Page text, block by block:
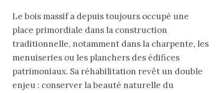
Le bois massif a depuis toujours occupé une
place primordiale dans la construction
traditionnelle, notamment dans la charpente, les
menuiseries ou les planchers des édifices
patrimoniaux. Sa réhabilitation revêt un double
enjeu : conserver la beauté naturelle du